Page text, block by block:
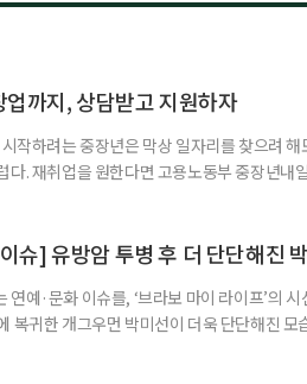
까지, 상담받고 지원하자
작하려는 중장년은 막상 일자리를 찾으려
다. 재취업을 원한다면 고용노동부 중장년내
까지 고용노동부 국민취업지원제도 구직활동
슈] 유방암 투병 후 더 단단해진
연예·문화 이슈를, ‘브라보 마이 라이프’의
복귀한 개그우먼 박미선이 더욱 단단해진